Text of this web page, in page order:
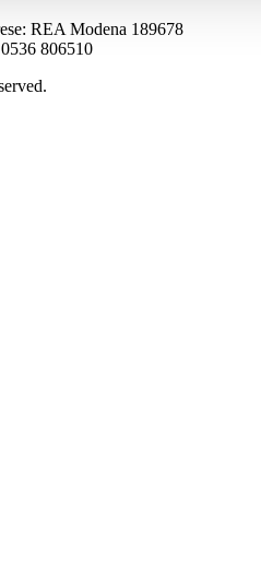
REA Modena 189678
806510